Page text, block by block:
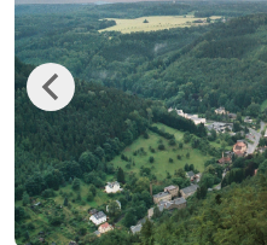
Previous